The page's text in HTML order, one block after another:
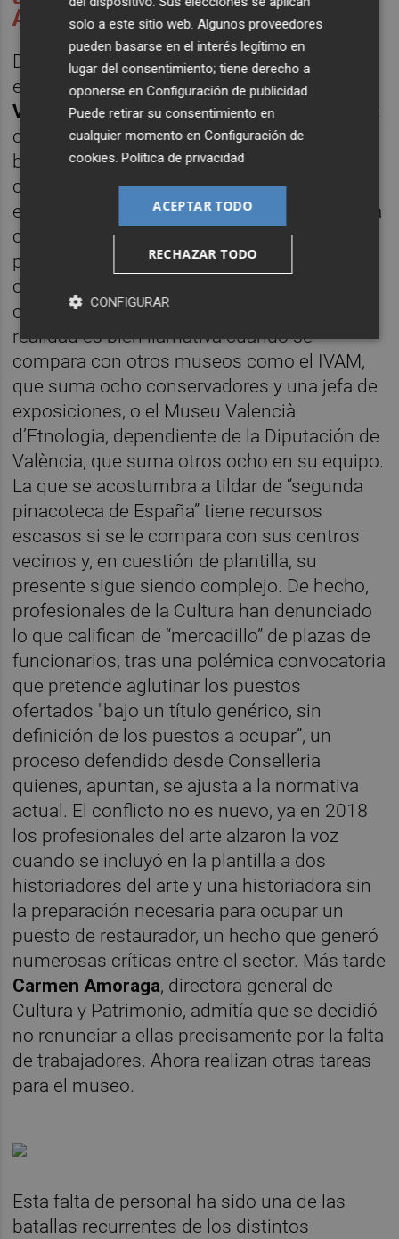
Arts?
De la red de centros expositivos valencianos
es quizá elMuseu de Belles Arts de
Valènciael que más dolores de cabeza tiene
con respecto al personal. Para muestra, un
botón. Aunque el centro custodia una rica
colección de en torno a 30.000 piezas, el
equipo es más bien escaso, y apenas cuenta
con un técnico de arte valenciano y tres
personas encargadas de la catalogación y
contextualización entre sus filas. Los
conservadores brillan por su ausencia. Esta
realidad es bien llamativa cuando se
compara con otros museos como el IVAM,
que suma ocho conservadores y una jefa de
exposiciones, o el Museu Valencià
d’Etnologia, dependiente de la Diputación de
València, que suma otros ocho en su equipo.
La que se acostumbra a tildar de “segunda
pinacoteca de España” tiene recursos
escasos si se le compara con sus centros
vecinos y, en cuestión de plantilla, su
presente sigue siendo complejo. De hecho,
profesionales de la Cultura han denunciado
lo que califican de “mercadillo” de plazas de
funcionarios, tras una polémica convocatoria
que pretende aglutinar los puestos
ofertados "bajo un título genérico, sin
definición de los puestos a ocupar”, un
proceso defendido desde Conselleria
quienes, apuntan, se ajusta a la normativa
actual. El conflicto no es nuevo, ya en 2018
los profesionales del arte alzaron la voz
cuando se incluyó en la plantilla a dos
historiadores del arte y una historiadora sin
la preparación necesaria para ocupar un
puesto de restaurador, un hecho que generó
numerosas críticas entre el sector. Más tarde
Carmen Amoraga, directora general de
Cultura y Patrimonio, admitía que se decidió
no renunciar a ellas precisamente por la falta
de trabajadores. Ahora realizan otras tareas
para el museo.
Esta falta de personal ha sido una de las
batallas recurrentes de los distintos
solo a este sitio web. Algunos proveedores
pueden basarse en el interés legítimo en
lugar del consentimiento; tiene derecho a
oponerse enConfiguración de publicidad.
Puede retirar su consentimiento en
cualquier momento enConfiguración de
cookies.Política de privacidad
ACEPTAR TODO
RECHAZAR TODO
CONFIGURAR